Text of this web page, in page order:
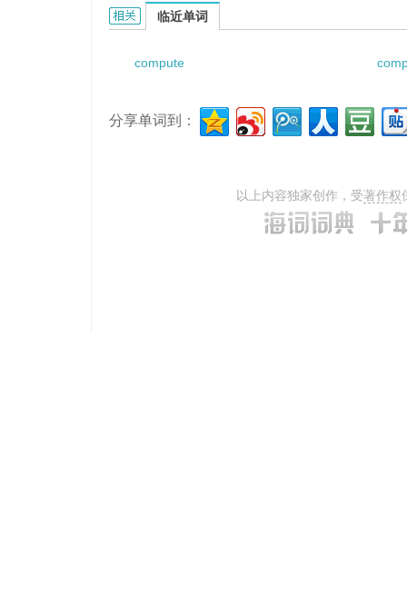
computed measured velocity的相关资料：
临近单词
compute
分享单词到：
以上内容独家创作，受著作权